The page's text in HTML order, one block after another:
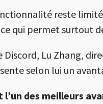
reste
qui permet surtout
Discord, Lu Zhang,
selon lui un
l’un des meilleurs